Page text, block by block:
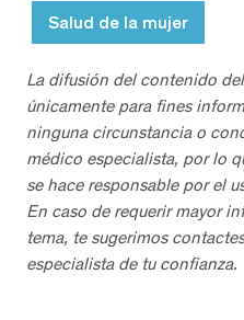
Salud de la mujer
La difusión del contenido
únicamente para fines
ninguna circunstancia o
médico especialista, por lo
se hace responsable por el
En caso de requerir mayor
tema, te sugerimos
especialista de tu confianza.